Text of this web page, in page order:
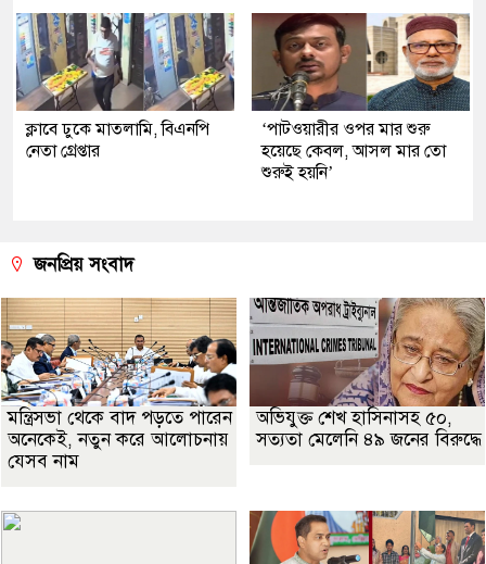
ক্লাবে ঢুকে মাতলামি, বিএনপি
নেতা গ্রেপ্তার
‘পাটওয়ারীর ওপর মার শুরু
হয়েছে কেবল, আসল মার তো
শুরুই হয়নি’
জনপ্রিয় সংবাদ
মন্ত্রিসভা থেকে বাদ পড়তে পারেন
অনেকেই, নতুন করে আলোচনায়
যেসব নাম
অভিযুক্ত শেখ হাসিনাসহ ৫০,
সত্যতা মেলেনি ৪৯ জনের বিরুদ্ধে